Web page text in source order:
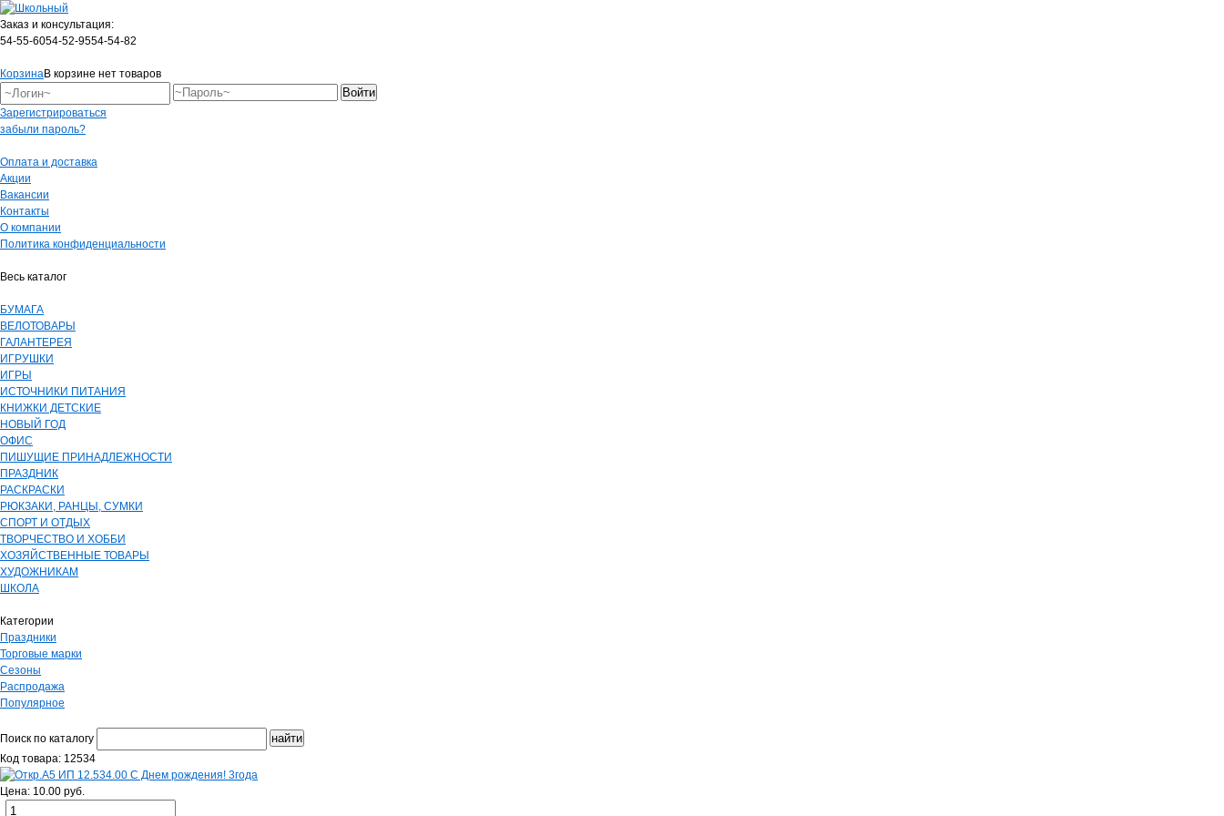
Заказ и консультация:
54-55-6054-52-9554-54-82
КорзинаВ корзине нет товаров
Зарегистрироваться
забыли пароль?
Оплата и доставка
Акции
Вакансии
Контакты
О компании
Политика конфиденциальности
Весь каталог
БУМАГА
ВЕЛОТОВАРЫ
ГАЛАНТЕРЕЯ
ИГРУШКИ
ИГРЫ
ИСТОЧНИКИ ПИТАНИЯ
КНИЖКИ ДЕТСКИЕ
НОВЫЙ ГОД
ОФИС
ПИШУЩИЕ ПРИНАДЛЕЖНОСТИ
ПРАЗДНИК
РАСКРАСКИ
РЮКЗАКИ, РАНЦЫ, СУМКИ
СПОРТ И ОТДЫХ
ТВОРЧЕСТВО И ХОББИ
ХОЗЯЙСТВЕННЫЕ ТОВАРЫ
ХУДОЖНИКАМ
ШКОЛА
Категории
Праздники
Торговые марки
Сезоны
Распродажа
Популярное
Поиск по каталогу
Код товара: 12534
Цена: 10.00 руб.